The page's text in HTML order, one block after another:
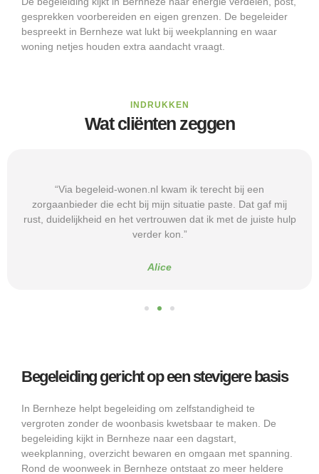
gesprekken voorbereiden en eigen grenzen. De begeleider
bespreekt in Bernheze wat lukt bij weekplanning en waar
woning netjes houden extra aandacht vraagt.
INDRUKKEN
Wat cliënten zeggen
“Via begeleid-wonen.nl kwam ik terecht bij een
zorgaanbieder die echt bij mijn situatie paste. Dat gaf mij
rust, duidelijkheid en het vertrouwen dat ik met de juiste hulp
verder kon.”
Alice
Begeleiding gericht op een stevigere basis
In Bernheze helpt begeleiding om zelfstandigheid te
vergroten zonder de woonbasis kwetsbaar te maken. De
begeleiding kijkt in Bernheze naar een dagstart,
weekplanning, overzicht bewaren en omgaan met spanning.
Rond de woonweek in Bernheze ontstaat zo meer heldere